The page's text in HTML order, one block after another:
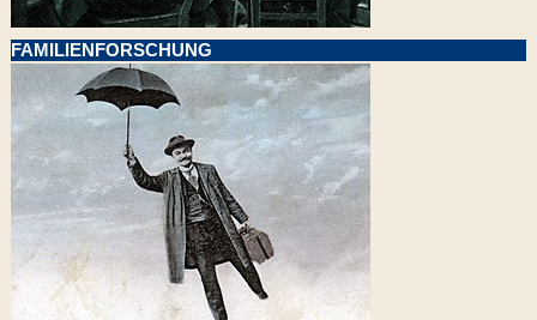
FAMILIENFORSCHUNG